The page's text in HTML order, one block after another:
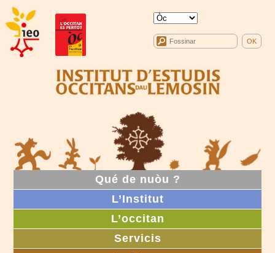
Qué de nuòu ?
L’Institut
L’occitan
Servicis